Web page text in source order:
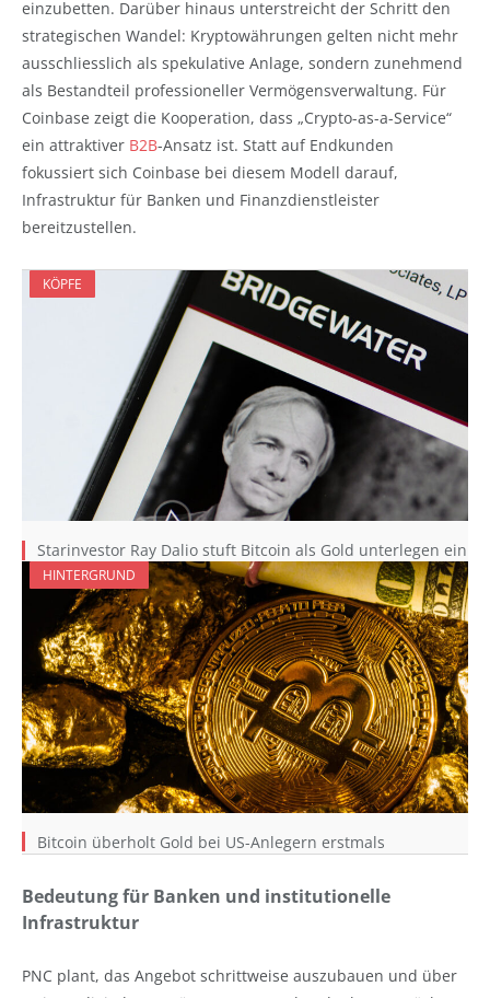
einzubetten. Darüber hinaus unterstreicht der Schritt den
strategischen Wandel: Kryptowährungen gelten nicht mehr
ausschliesslich als spekulative Anlage, sondern zunehmend
als Bestandteil professioneller Vermögensverwaltung. Für
Coinbase zeigt die Kooperation, dass „Crypto-as-a-Service“
ein attraktiver B2B-Ansatz ist. Statt auf Endkunden
fokussiert sich Coinbase bei diesem Modell darauf,
Infrastruktur für Banken und Finanzdienstleister
bereitzustellen.
KÖPFE
Starinvestor Ray Dalio stuft Bitcoin als Gold unterlegen ein
HINTERGRUND
Bitcoin überholt Gold bei US-Anlegern erstmals
Bedeutung für Banken und institutionelle
Infrastruktur
PNC plant, das Angebot schrittweise auszubauen und über